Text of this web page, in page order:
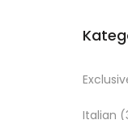
Italian